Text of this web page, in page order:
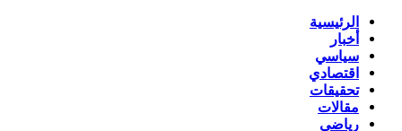
الرئيسية
أخبار
سياسي
اقتصادي
تحقيقات
مقالات
رياضي